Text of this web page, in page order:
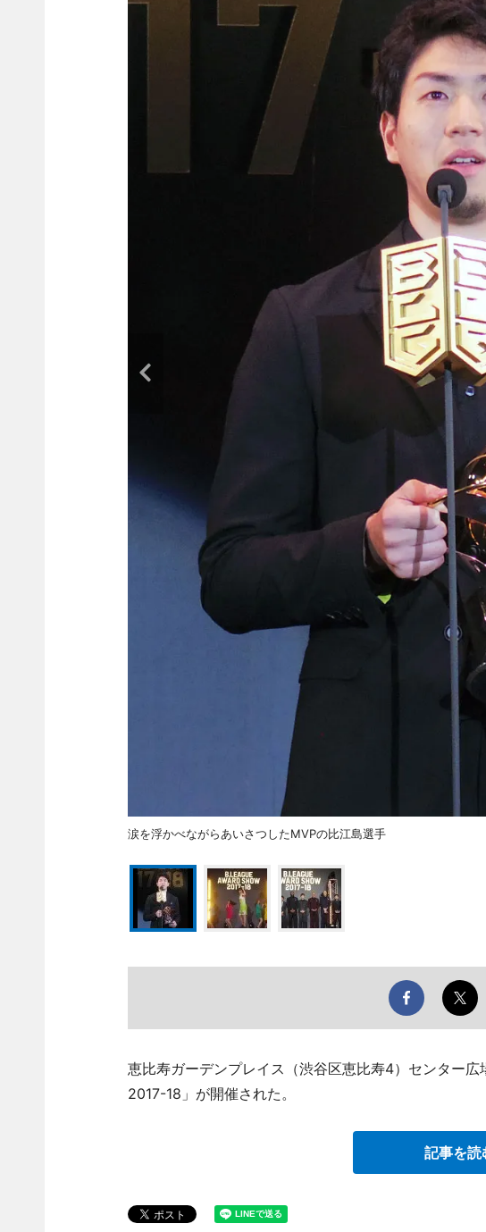
涙を浮かべながらあいさつしたMVPの比江島選手
恵比寿ガーデンプレイス（渋谷区恵比寿4）センター
2017-18」が開催された。
記事を読